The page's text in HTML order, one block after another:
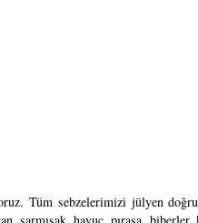
Tüm sebzelerimizi jülyen